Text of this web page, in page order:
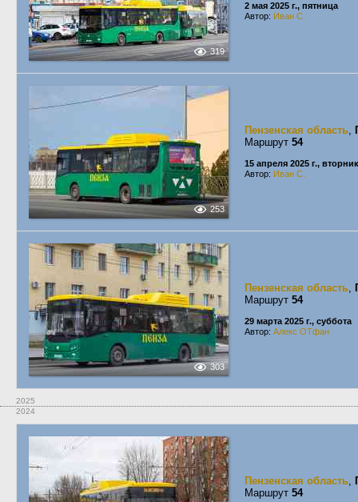
319
2 мая 2025 г., пятница
Автор: Иван С.
253
Пензенская область,
Маршрут 54
15 апреля 2025 г., вторник
Автор: Иван С.
303
Пензенская область,
Маршрут 54
29 марта 2025 г., суббота
Автор: Алекс ОТфан
2025
2024
Пензенская область,
Маршрут 54